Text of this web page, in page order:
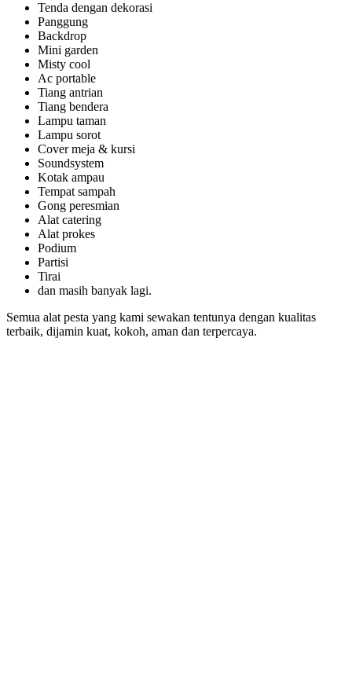
Tenda dengan dekorasi
Panggung
Backdrop
Mini garden
Misty cool
Ac portable
Tiang antrian
Tiang bendera
Lampu taman
Lampu sorot
Cover meja & kursi
Soundsystem
Kotak ampau
Tempat sampah
Gong peresmian
Alat catering
Alat prokes
Podium
Partisi
Tirai
dan masih banyak lagi.
Semua alat pesta yang kami sewakan tentunya dengan kualitas
terbaik, dijamin kuat, kokoh, aman dan terpercaya.